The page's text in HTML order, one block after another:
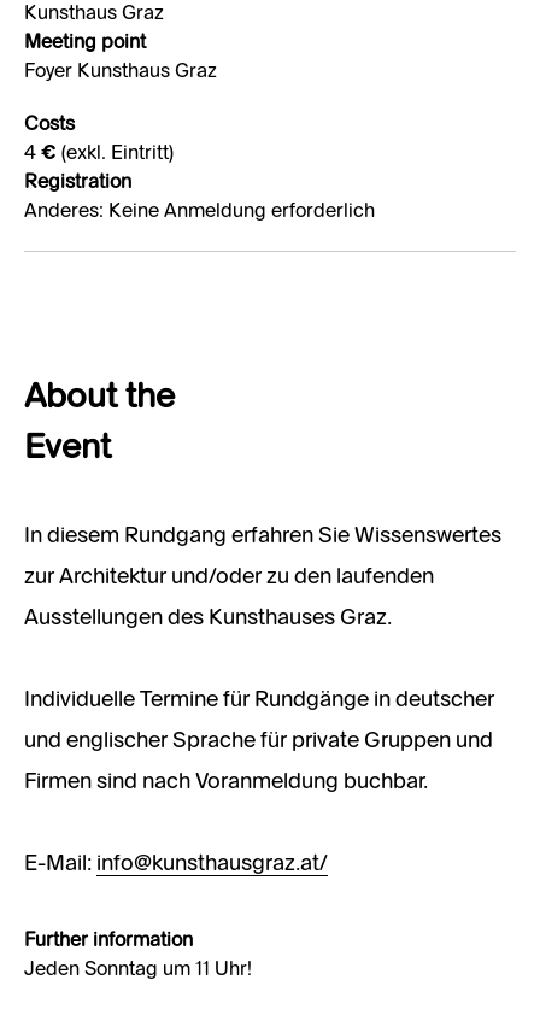
Kunsthaus Graz
Meeting point
Foyer Kunsthaus Graz
Costs
4 € (exkl. Eintritt)
Registration
Anderes: Keine Anmeldung erforderlich
About the
Event
In diesem Rundgang erfahren Sie Wissenswertes
zur Architektur und/oder zu den laufenden
Ausstellungen des Kunsthauses Graz.
Individuelle Termine für Rundgänge in deutscher
und englischer Sprache für private Gruppen und
Firmen sind nach Voranmeldung buchbar.
E-Mail: info@kunsthausgraz.at/
Further information
Jeden Sonntag um 11 Uhr!